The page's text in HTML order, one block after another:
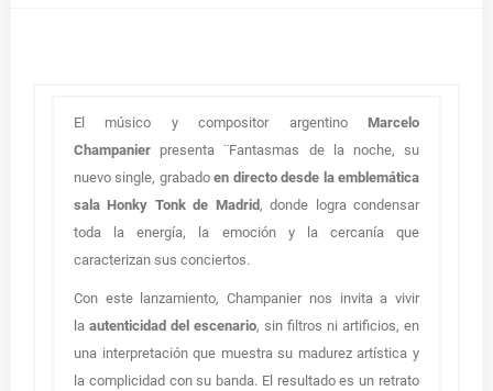
El músico y compositor argentino Marcelo
Champanier presenta ¨Fantasmas de la noche, su
nuevo single, grabadoen directo desde la emblemática
sala Honky Tonk de Madrid, donde logra condensar
toda la energía, la emoción y la cercanía que
caracterizan sus conciertos.
Con este lanzamiento, Champanier nos invita a vivir
la autenticidad del escenario, sin filtros ni artificios, en
una interpretación que muestra su madurez artística y
la complicidad con su banda. El resultado es un retrato